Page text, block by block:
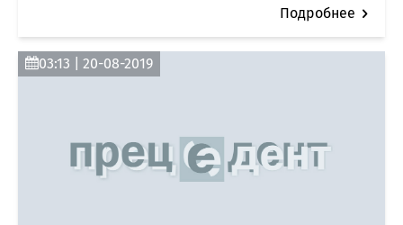
Подробнее
03:13 | 20-08-2019